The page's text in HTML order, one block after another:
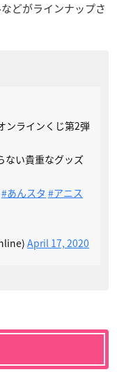
どがラインナップさ
ンラインくじ第2弾
ない貴重なグッズ
#あんスタ #アニス
April 17, 2020